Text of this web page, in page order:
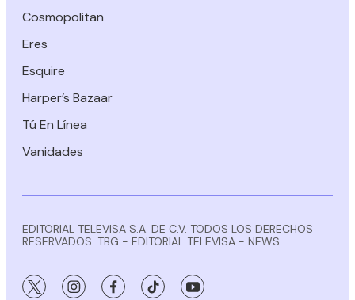
Cosmopolitan
Eres
Esquire
Harper’s Bazaar
Tú En Línea
Vanidades
EDITORIAL TELEVISA S.A. DE C.V. TODOS LOS DERECHOS
RESERVADOS. TBG - EDITORIAL TELEVISA - NEWS
twitter instagramfacebooktiktok youtube